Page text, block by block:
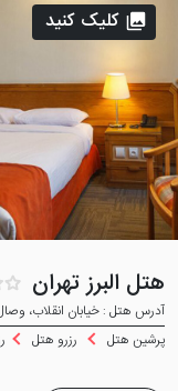
هتل البرز تهران
آدرس هتل : خیابان انقلاب، وصال
پرشین هتل
رزرو هتل
کلیک کنید